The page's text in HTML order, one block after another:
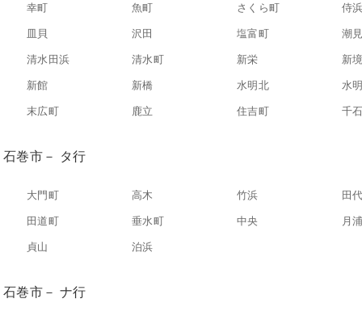
幸町 魚町 さくら町 侍
皿貝 沢田 塩富町 潮
清水田浜 清水町 新栄 新
新館 新橋 水明北 水
末広町 鹿立 住吉町 千
石巻市－ タ行
大門町 高木 竹浜 田
田道町 垂水町 中央 月
貞山 泊浜
石巻市－ ナ行